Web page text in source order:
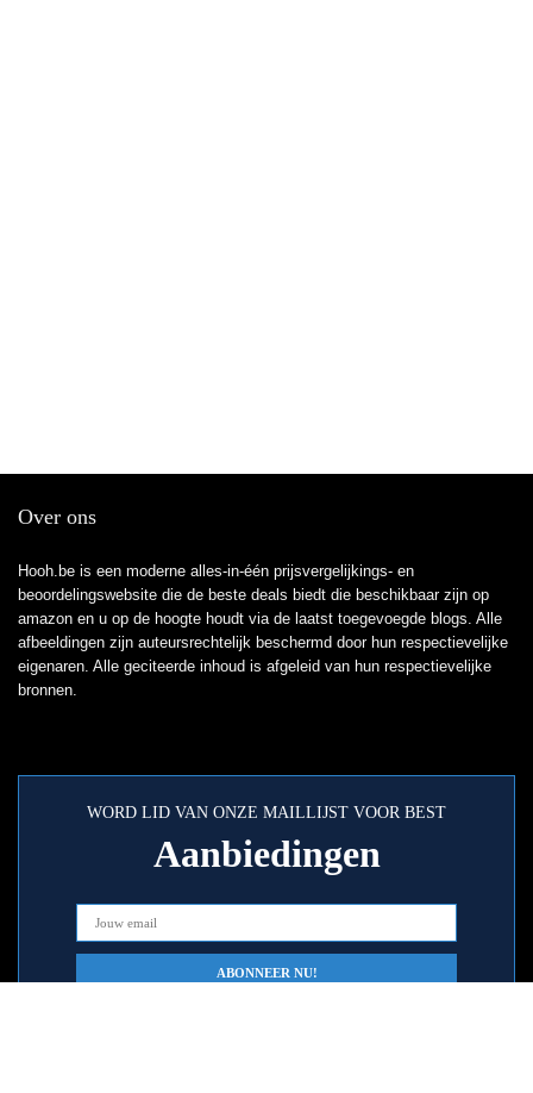
Over ons
Hooh.be is een moderne alles-in-één prijsvergelijkings- en
beoordelingswebsite die de beste deals biedt die beschikbaar zijn op
amazon en u op de hoogte houdt via de laatst toegevoegde blogs. Alle
afbeeldingen zijn auteursrechtelijk beschermd door hun respectievelijke
eigenaren. Alle geciteerde inhoud is afgeleid van hun respectievelijke
bronnen.
WORD LID VAN ONZE MAILLIJST VOOR BEST
Aanbiedingen